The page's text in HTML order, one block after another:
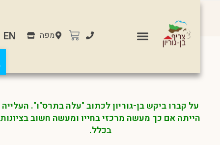
מפה EN
שירי עלייה (27.09.24)
על קברו ביקש בן-גוריון לכתוב "עלה בתרס"ו". העלייה
הייתה אם כך מעשה מרכזי בחייו ומעשה חשוב בציונות
בכלל.